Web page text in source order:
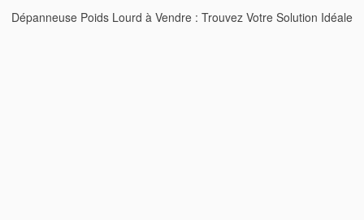
Dépanneuse Poids Lourd à Vendre : Trouvez Votre Solution Idéale